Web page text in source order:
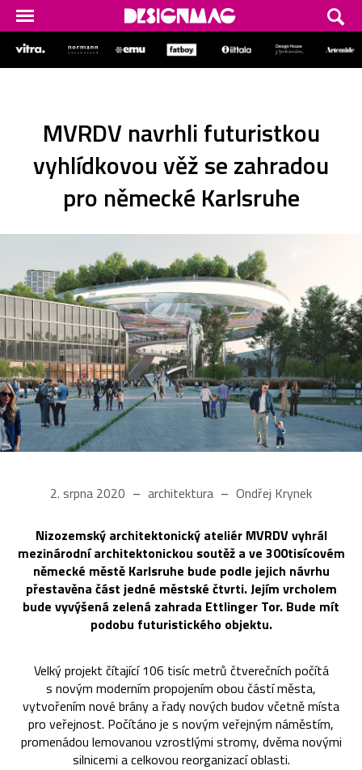
MVRDV navrhli futuristkou
vyhlídkovou věž se zahradou
pro německé Karlsruhe
2. srpna 2020 architektura Ondřej Krynek
Nizozemský architektonický ateliér MVRDV vyhrál
mezinárodní architektonickou soutěž a ve 300tisícovém
německé městě Karlsruhe bude podle jejich návrhu
přestavěna část jedné městské čtvrti. Jejím vrcholem
bude vyvýšená zelená zahrada Ettlinger Tor. Bude mít
podobu futuristického objektu.
Velký projekt čítající 106 tisíc metrů čtverečních počítá
s novým moderním propojením obou částí města,
vytvořením nové brány a řady nových budov včetně místa
pro veřejnost. Počítáno je s novým veřejným náměstím,
promenádou lemovanou vzrostlými stromy, dvěma novými
silnicemi a celkovou reorganizací oblasti.